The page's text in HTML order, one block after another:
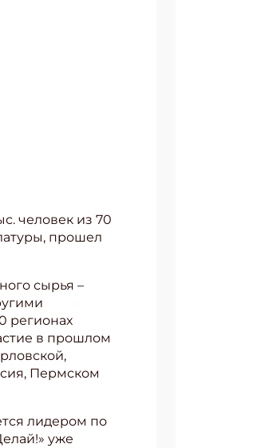
человек из 70
прошел
сырья –
регионах
в прошлом
Пермском
лидером по
уже